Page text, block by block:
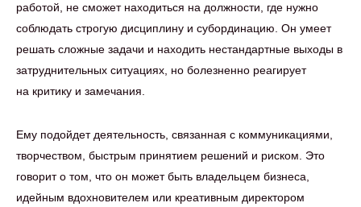
работой, не сможет находиться на должности, где нужно
соблюдать строгую дисциплину и субординацию. Он умеет
решать сложные задачи и находить нестандартные выходы в
затруднительных ситуациях, но болезненно реагирует
на критику и замечания.
Ему подойдет деятельность, связанная с коммуникациями,
творчеством, быстрым принятием решений и риском. Это
говорит о том, что он может быть владельцем бизнеса,
идейным вдохновителем или креативным директором